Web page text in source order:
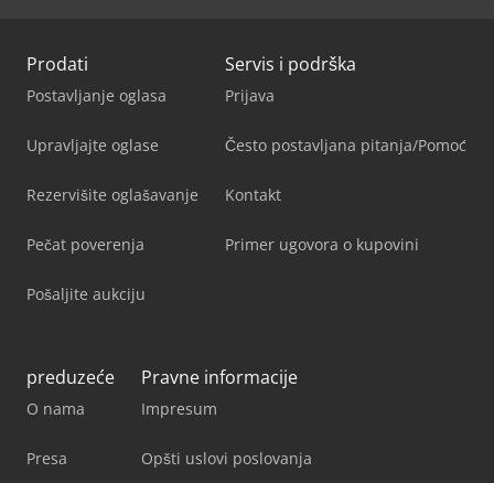
Prodati
Postavljanje oglasa
Upravljajte oglase
Rezervišite oglašavanje
Pečat poverenja
Pošaljite aukciju
Servis i podrška
Prijava
Često postavljana pitanja/Pomoć
Kontakt
Primer ugovora o kupovini
preduzeće
O nama
Presa
Pravne informacije
Impresum
Opšti uslovi poslovanja